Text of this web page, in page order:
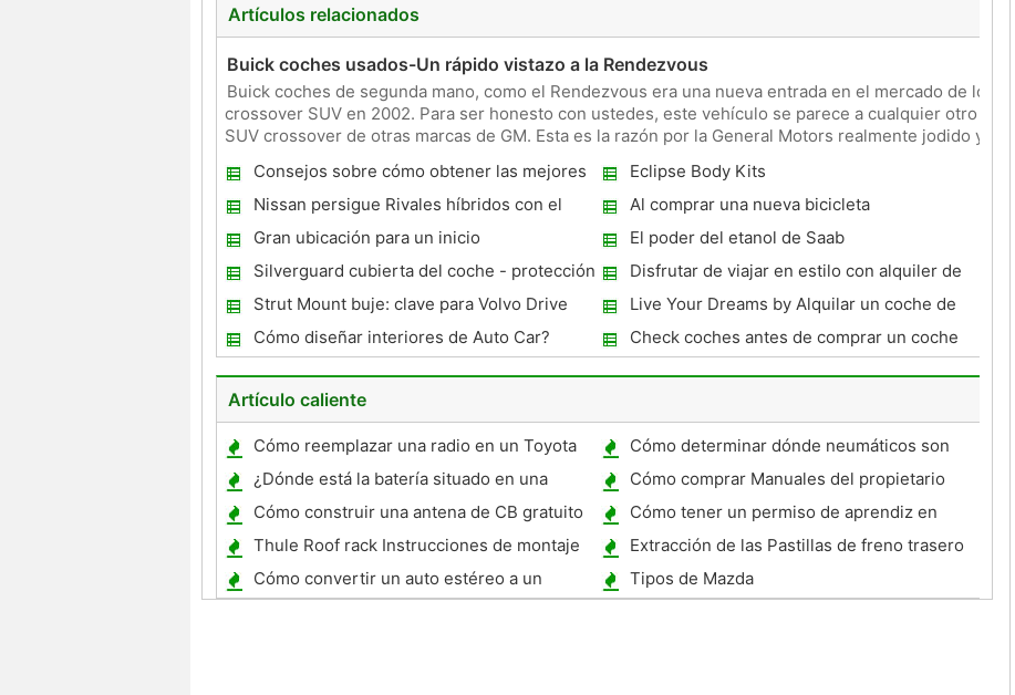
Artículos relacionados
Buick coches usados-Un rápido vistazo a la Rendezvous
Buick coches de segunda mano, como el Rendezvous era una nueva entrada en el mercado de los
crossover SUV en 2002. Para ser honesto con ustedes, este vehículo se parece a cualquier otro
SUV crossover de otras marcas de GM. Esta es la razón por la General Motors realmente jodido y
Consejos sobre cómo obtener las mejores
ofertas de coches usados.
Eclipse Body Kits
Nissan persigue Rivales híbridos con el
nuevo Infiniti
Al comprar una nueva bicicleta
Gran ubicación para un inicio
El poder del etanol de Saab
Silverguard cubierta del coche - protección
UV excepcional con Coverking Car Covers
Disfrutar de viajar en estilo con alquiler de
limusina
Strut Mount buje: clave para Volvo Drive
comodidad y rendimiento
Live Your Dreams by Alquilar un coche de
lujo
Cómo diseñar interiores de Auto Car?
Check coches antes de comprar un coche
usado
Artículo caliente
Cómo reemplazar una radio en un Toyota
Truck '89
Cómo determinar dónde neumáticos son
manufacturados
¿Dónde está la batería situado en una
motocicleta dual del deporte 200 de United
Motor ?
Cómo comprar Manuales del propietario
Cómo construir una antena de CB gratuito
Cómo tener un permiso de aprendiz en
Maryland
Thule Roof rack Instrucciones de montaje
Extracción de las Pastillas de freno trasero
en un 1999 Chevy Lumina
Cómo convertir un auto estéreo a un
equipo estéreo Garage
Tipos de Mazda